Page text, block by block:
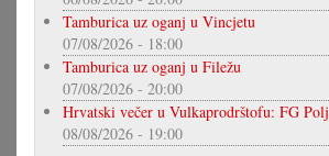
Tamburica uz oganj u Vincjetu
07/08/2026 - 18:00
Tamburica uz oganj u Filežu
07/08/2026 - 20:00
Hrvatski večer u Vulkaprodrštofu: FG
08/08/2026 - 19:00